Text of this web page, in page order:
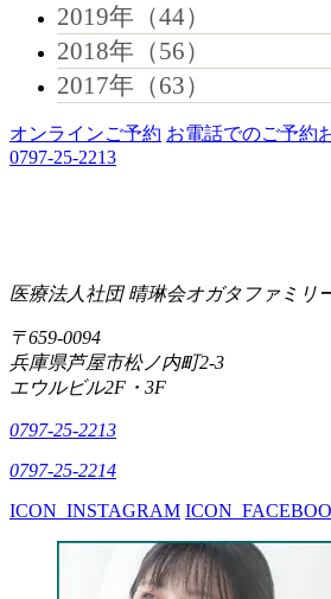
2019年（44）
2018年（56）
2017年（63）
オンラインご予約 お電話でのご予約
0797-25-2213
医療法人社団 晴琳会オガタファミリ
〒659-0094
兵庫県芦屋市松ノ内町2-3
エウルビル2F・3F
0797-25-2213
0797-25-2214
ICON_INSTAGRAM